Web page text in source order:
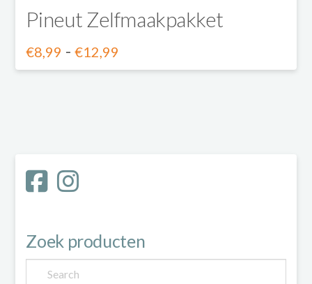
Pineut Zelfmaakpakket
€8,99 - €12,99
€8,99
Dit
variaties.
optie
kan
Zoek producten